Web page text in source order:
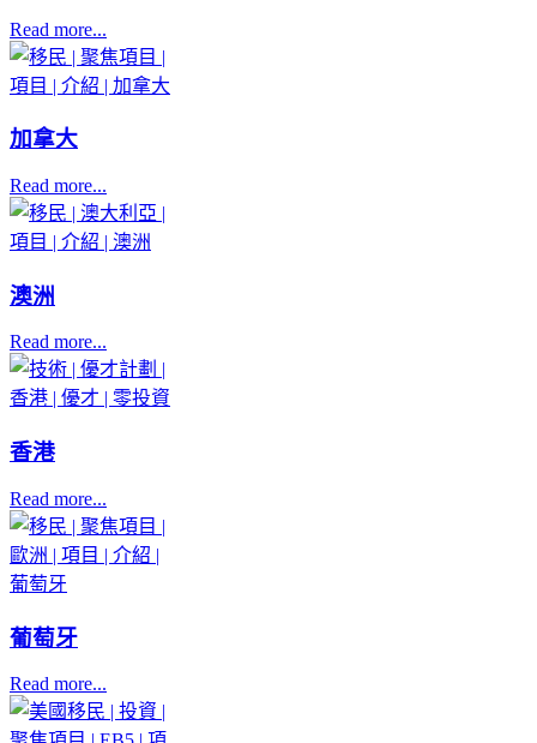
Read more...
加拿大
Read more...
澳洲
Read more...
香港
Read more...
葡萄牙
Read more...